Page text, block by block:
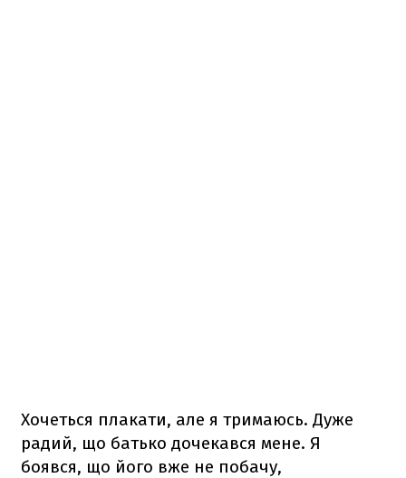
Хочеться плакати, але я тримаюсь. Дуже
радий, що батько дочекався мене. Я
боявся, що його вже не побачу,